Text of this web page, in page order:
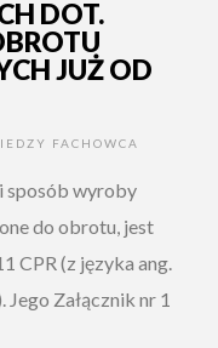
DOT.
JUŻ OD
FACHOWCA
sposób wyroby
do obrotu, jest
CPR (z języka ang.
Załącznik nr 1